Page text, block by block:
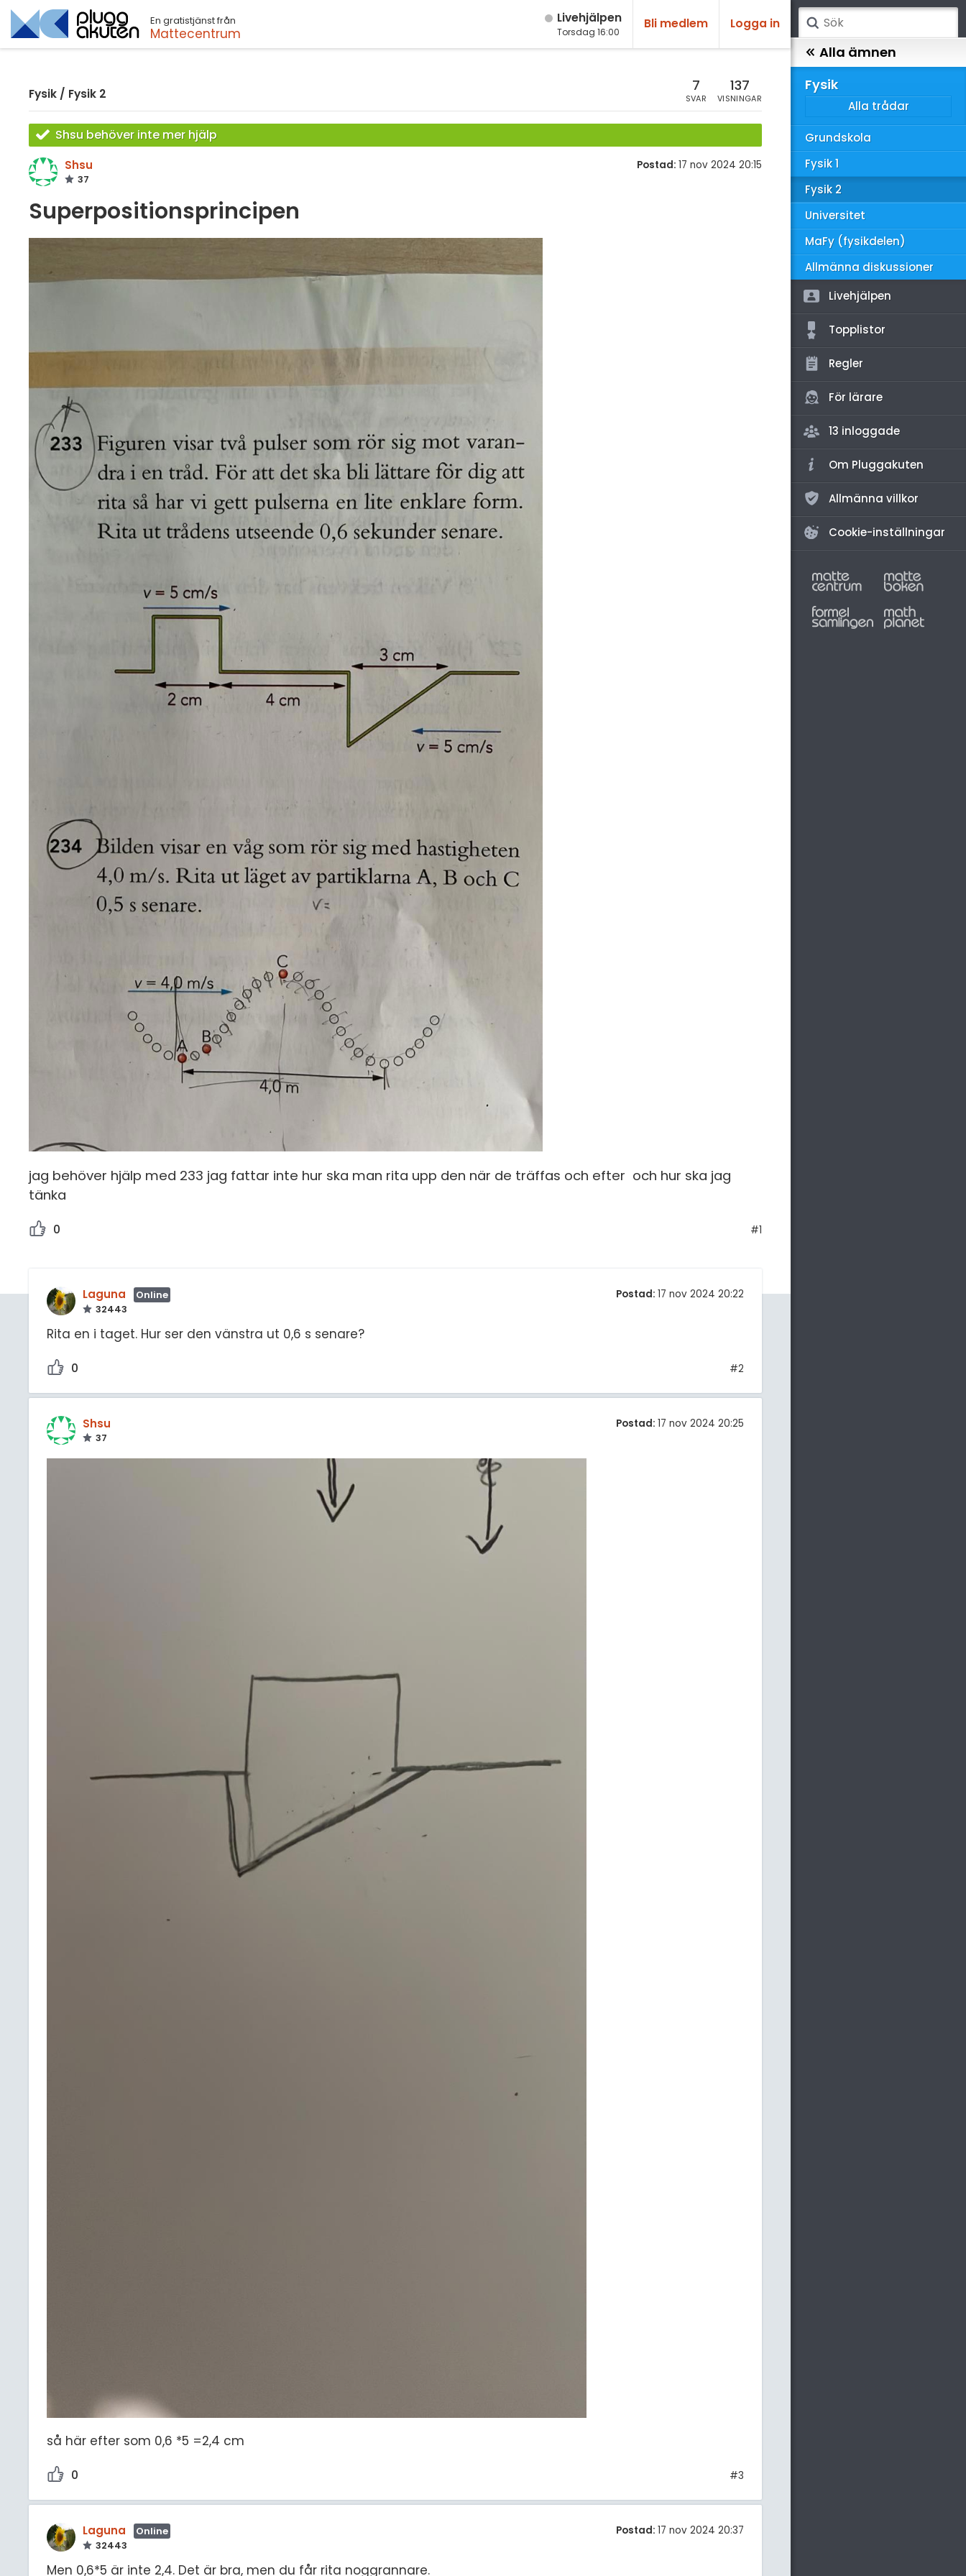
En gratistjänst från
Mattecentrum
Live­hjälpen
Torsdag 16:00
Bli medlem Logga in
Fysik / Fysik 2 7
SVAR
137
VISNINGAR
Shsu behöver inte mer hjälp
Shsu
37
Postad: 17 nov 2024 20:15
Superpositionsprincipen
jag behöver hjälp med 233 jag fattar inte hur ska man rita upp den när de träffas och efter och hur ska jag
tänka
0 #1
Laguna
Online
32443
Postad: 17 nov 2024 20:22
Rita en i taget. Hur ser den vänstra ut 0,6 s senare?
0 #2
Shsu
37
Postad: 17 nov 2024 20:25
så här efter som 0,6 *5 =2,4 cm
0 #3
Laguna
Online
32443
Postad: 17 nov 2024 20:37
Men 0,6*5 är inte 2,4. Det är bra, men du får rita noggrannare.
Sök
Matematik
Alla ämnen
Fysik
Alla trådar
Grundskola
Fysik 1
Fysik 2
Universitet
MaFy (fysikdelen)
Allmänna diskussioner
Livehjälpen
Topplistor
Regler
För lärare
13 inloggade
Om Pluggakuten
Allmänna villkor
Cookie-inställningar
Kemi
Biologi
Teknik & Bygg